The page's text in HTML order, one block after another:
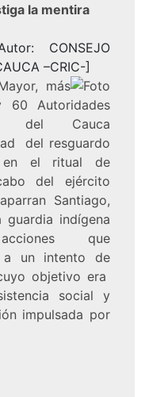
la mentira
CONSEJO
–CRIC-]
más
Autoridades
del Cauca
del resguardo
en el ritual de
del ejército
Santiago,
indígena
que
a un intento de
objetivo era
social y
impulsada por